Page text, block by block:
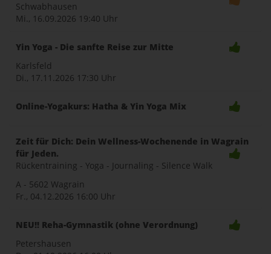
Schwabhausen
Mi., 16.09.2026 19:40 Uhr
Yin Yoga - Die sanfte Reise zur Mitte
Karlsfeld
Di., 17.11.2026 17:30 Uhr
Online-Yogakurs: Hatha & Yin Yoga Mix
Zeit für Dich: Dein Wellness-Wochenende in Wagrain
für Jeden.
Rückentraining - Yoga - Journaling - Silence Walk
A - 5602 Wagrain
Fr., 04.12.2026 16:00 Uhr
NEU!! Reha-Gymnastik (ohne Verordnung)
Petershausen